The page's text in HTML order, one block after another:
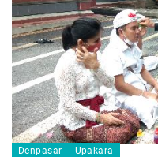
Denpasar Upakara